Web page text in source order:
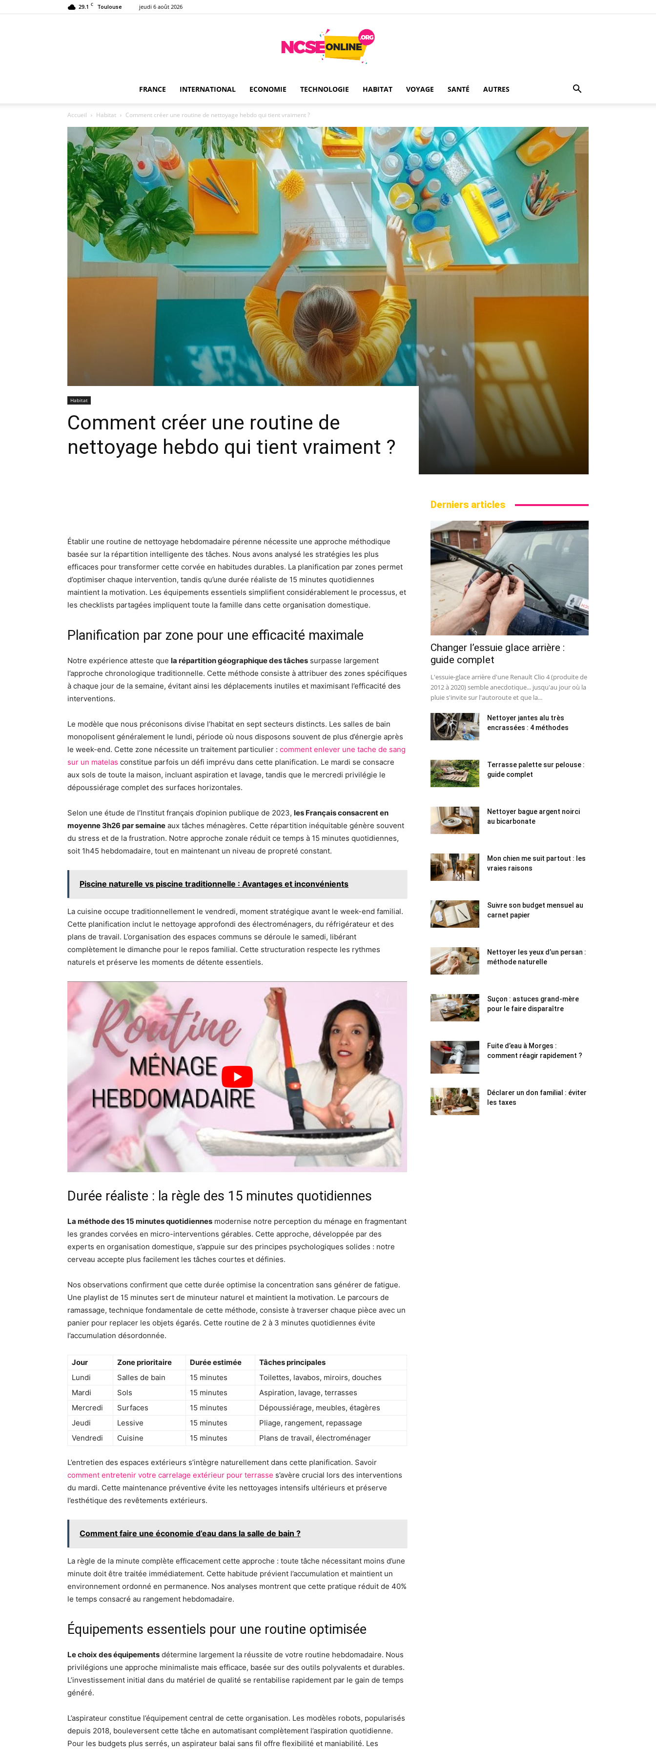
29.1 C Toulouse jeudi 6 août 2026
FRANCE INTERNATIONAL ECONOMIE TECHNOLOGIE HABITAT VOYAGE SANTÉ AUTRES
Accueil Habitat Comment créer une routine de nettoyage hebdo qui tient vraiment ?
Habitat
Comment créer une routine de
nettoyage hebdo qui tient vraiment ?
Établir une routine de nettoyage hebdomadaire pérenne nécessite une approche méthodique
basée sur la répartition intelligente des tâches. Nous avons analysé les stratégies les plus
efficaces pour transformer cette corvée en habitudes durables. La planification par zones permet
d’optimiser chaque intervention, tandis qu’une durée réaliste de 15 minutes quotidiennes
maintient la motivation. Les équipements essentiels simplifient considérablement le processus, et
les checklists partagées impliquent toute la famille dans cette organisation domestique.
Planification par zone pour une efficacité maximale
Notre expérience atteste que la répartition géographique des tâches surpasse largement
l’approche chronologique traditionnelle. Cette méthode consiste à attribuer des zones spécifiques
à chaque jour de la semaine, évitant ainsi les déplacements inutiles et maximisant l’efficacité des
interventions.
Le modèle que nous préconisons divise l’habitat en sept secteurs distincts. Les salles de bain
monopolisent généralement le lundi, période où nous disposons souvent de plus d’énergie après
le week-end. Cette zone nécessite un traitement particulier : comment enlever une tache de sang
sur un matelas constitue parfois un défi imprévu dans cette planification. Le mardi se consacre
aux sols de toute la maison, incluant aspiration et lavage, tandis que le mercredi privilégie le
dépoussiérage complet des surfaces horizontales.
Selon une étude de l’Institut français d’opinion publique de 2023, les Français consacrent en
moyenne 3h26 par semaine aux tâches ménagères. Cette répartition inéquitable génère souvent
du stress et de la frustration. Notre approche zonale réduit ce temps à 15 minutes quotidiennes,
soit 1h45 hebdomadaire, tout en maintenant un niveau de propreté constant.
Piscine naturelle vs piscine traditionnelle : Avantages et inconvénients
La cuisine occupe traditionnellement le vendredi, moment stratégique avant le week-end familial.
Cette planification inclut le nettoyage approfondi des électroménagers, du réfrigérateur et des
plans de travail. L’organisation des espaces communs se déroule le samedi, libérant
complètement le dimanche pour le repos familial. Cette structuration respecte les rythmes
naturels et préserve les moments de détente essentiels.
Durée réaliste : la règle des 15 minutes quotidiennes
La méthode des 15 minutes quotidiennes modernise notre perception du ménage en fragmentant
les grandes corvées en micro-interventions gérables. Cette approche, développée par des
experts en organisation domestique, s’appuie sur des principes psychologiques solides : notre
cerveau accepte plus facilement les tâches courtes et définies.
Nos observations confirment que cette durée optimise la concentration sans générer de fatigue.
Une playlist de 15 minutes sert de minuteur naturel et maintient la motivation. Le parcours de
ramassage, technique fondamentale de cette méthode, consiste à traverser chaque pièce avec un
panier pour replacer les objets égarés. Cette routine de 2 à 3 minutes quotidiennes évite
l’accumulation désordonnée.
Jour Zone prioritaire Durée estimée
Tâches principales
Lundi
Salles de bain 15 minutes
Toilettes, lavabos, miroirs, douches
Mardi
Sols 15 minutes
Aspiration, lavage, terrasses
Mercredi
Surfaces 15 minutes
Dépoussiérage, meubles, étagères
Jeudi
Lessive 15 minutes
Pliage, rangement, repassage
Vendredi
Cuisine 15 minutes Plans de travail, électroménager
L’entretien des espaces extérieurs s’intègre naturellement dans cette planification. Savoir
comment entretenir votre carrelage extérieur pour terrasse s’avère crucial lors des interventions
du mardi. Cette maintenance préventive évite les nettoyages intensifs ultérieurs et préserve
l’esthétique des revêtements extérieurs.
Comment faire une économie d’eau dans la salle de bain ?
La règle de la minute complète efficacement cette approche : toute tâche nécessitant moins d’une
minute doit être traitée immédiatement. Cette habitude prévient l’accumulation et maintient un
environnement ordonné en permanence. Nos analyses montrent que cette pratique réduit de 40%
le temps consacré au rangement hebdomadaire.
Équipements essentiels pour une routine optimisée
Le choix des équipements détermine largement la réussite de votre routine hebdomadaire. Nous
privilégions une approche minimaliste mais efficace, basée sur des outils polyvalents et durables.
L’investissement initial dans du matériel de qualité se rentabilise rapidement par le gain de temps
généré.
L’aspirateur constitue l’équipement central de cette organisation. Les modèles robots, popularisés
depuis 2018, bouleversent cette tâche en automatisant complètement l’aspiration quotidienne.
Pour les budgets plus serrés, un aspirateur balai sans fil offre flexibilité et maniabilité. Les
Derniers articles
Changer l’essuie glace arrière :
guide complet
L'essuie-glace arrière d'une Renault Clio 4 (produite de
2012 à 2020) semble anecdotique... jusqu'au jour où la
pluie s'invite sur l'autoroute et que la...
Nettoyer jantes alu très
encrassées : 4 méthodes
Terrasse palette sur pelouse :
guide complet
Nettoyer bague argent noirci
au bicarbonate
Mon chien me suit partout : les
vraies raisons
Suivre son budget mensuel au
carnet papier
Nettoyer les yeux d’un persan :
méthode naturelle
Suçon : astuces grand-mère
pour le faire disparaître
Fuite d’eau à Morges :
comment réagir rapidement ?
Déclarer un don familial : éviter
les taxes